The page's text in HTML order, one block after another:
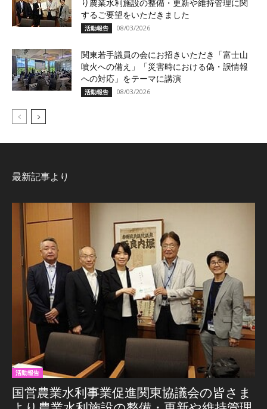
り農業水利施設の整備・更新や維持管理に関
するご要望をいただきました
活動報告 08/03/2026
関東若手議員の会にお招きいただき「富士山
噴火への備え」「災害時における偽・誤情報
への対応」をテーマに講演
活動報告 08/03/2026
最新記事より
活動報告
国営農業水利事業促進関東協議会の皆さま